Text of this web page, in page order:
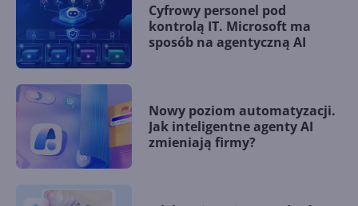
Cyfrowy personel pod
kontrolą IT. Microsoft ma
sposób na agentyczną AI
Nowy poziom automatyzacji.
Jak inteligentne agenty AI
zmieniają firmy?